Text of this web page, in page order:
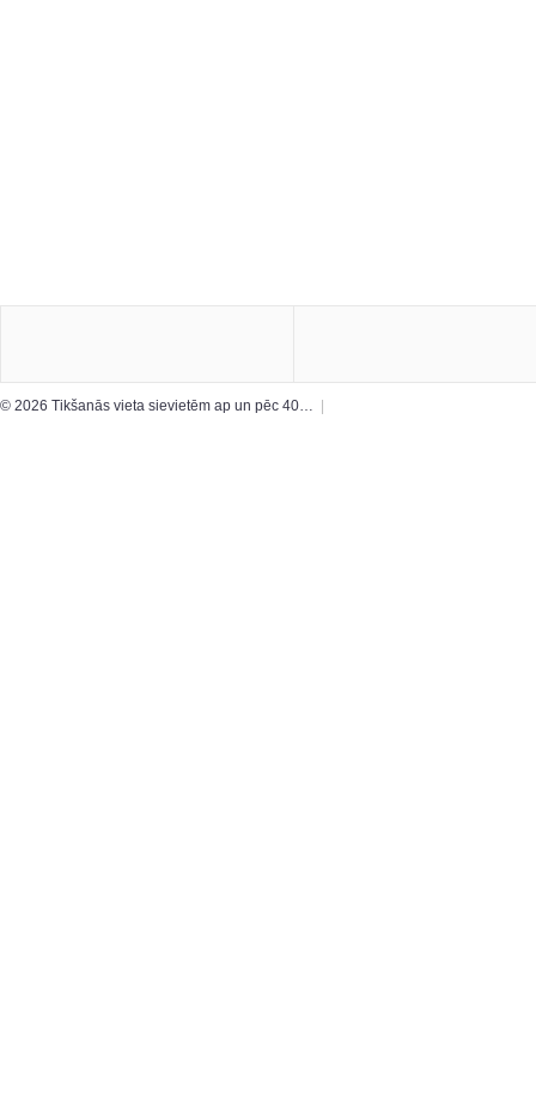
© 2026 Tikšanās vieta sievietēm ap un pēc 40…